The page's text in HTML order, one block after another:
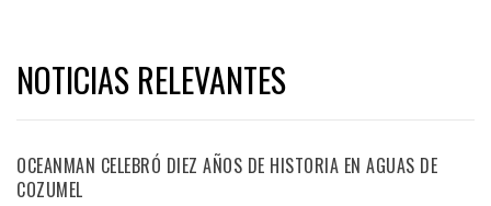
NOTICIAS RELEVANTES
OCEANMAN CELEBRÓ DIEZ AÑOS DE HISTORIA EN AGUAS DE
COZUMEL